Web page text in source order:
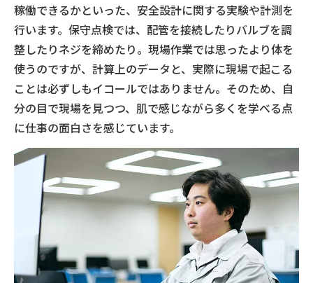
稼働できるかといった、安全設計に関する実験や計測を
行います。保守点検では、配管を接続したりバルブを調
整したりネジを締めたり。現場作業では思ったより体を
使うのですが、計算上のデータと、実際に現場で起こる
ことは必ずしもイコールではありません。そのため、自
分の目で現場を見つつ、肌で感じながら多くを学べる点
に仕事の面白さを感じています。